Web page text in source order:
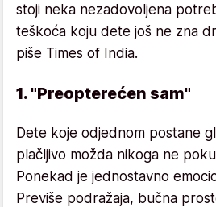
stoji neka nezadovoljena
teškoća koju dete još ne zna
piše Times of India.
1. "Preopterećen sam"
Dete koje odjednom postane
plačljivo možda nikoga ne
Ponekad je jednostavno
Previše podražaja, bučna